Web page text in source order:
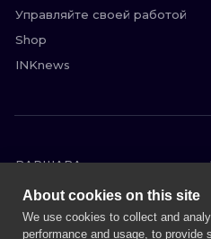
Управляйте своей работой
Shop
INKnews
ВАРШАВА
ВРОЦЛАВ
ЛОНДОН
About cookies on this site
We use cookies to collect and
performance and usage, to provide